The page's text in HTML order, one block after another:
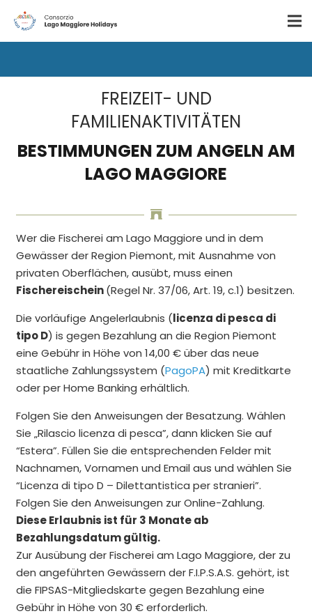
FREIZEIT- UND
FAMILIENAKTIVITÄTEN
BESTIMMUNGEN ZUM ANGELN AM
LAGO MAGGIORE
Wer die Fischerei am Lago Maggiore und in dem
Gewässer der Region Piemont, mit Ausnahme von
privaten Oberflächen, ausübt, muss einen
Fischereischein(Regel Nr. 37/06, Art. 19, c.1) besitzen.
Die vorläufige Angelerlaubnis (licenza di pesca di
tipo D) is gegen Bezahlung an die Region Piemont
eine Gebühr in Höhe von 14,00 € über das neue
staatliche Zahlungssystem (PagoPA) mit Kreditkarte
oder per Home Banking erhältlich.
Folgen Sie den Anweisungen der Besatzung. Wählen
Sie „Rilascio licenza di pesca”, dann klicken Sie auf
“Estera”. Füllen Sie die entsprechenden Felder mit
Nachnamen, Vornamen und Email aus und wählen Sie
“Licenza di tipo D – Dilettantistica per stranieri”.
Folgen Sie den Anweisungen zur Online-Zahlung.
Diese Erlaubnis ist für 3 Monate ab
Bezahlungsdatum gültig.
Zur Ausübung der Fischerei am Lago Maggiore, der zu
den angeführten Gewässern der F.I.P.S.A.S. gehört, ist
die FIPSAS-Mitgliedskarte gegen Bezahlung eine
Gebühr in Höhe von 30 € erforderlich.